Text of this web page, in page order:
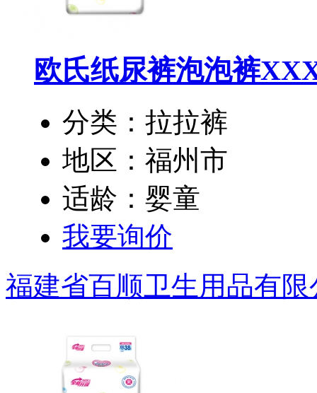
欧氏纸尿裤泡泡裤
分类：拉拉裤
地区：福州市
适龄：婴童
我要询价
福建省百顺卫生用品有限